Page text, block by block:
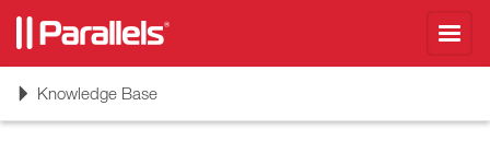
ToggleKnowledge Base